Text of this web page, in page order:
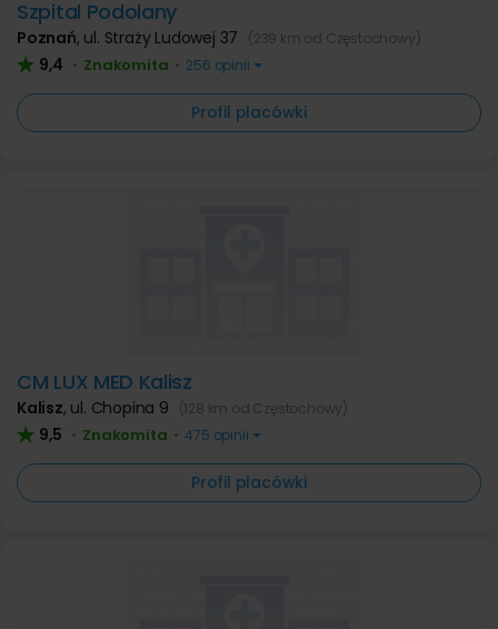
Szpital Podolany
Poznań, ul. Straży Ludowej 37 (239 km od Częstochowy)
9,4 • Znakomita • 256 opinii
Profil placówki
CM LUX MED Kalisz
Kalisz, ul. Chopina 9 (128 km od Częstochowy)
9,5 • Znakomita • 475 opinii
Profil placówki